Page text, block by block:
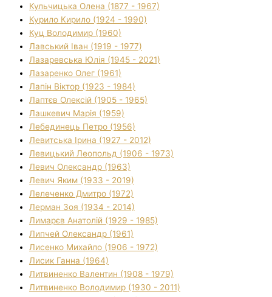
Кульчицька Олена (1877 - 1967)
Курило Кирило (1924 - 1990)
Куц Володимир (1960)
Лавський Іван (1919 - 1977)
Лазаревська Юлія (1945 - 2021)
Лазаренко Олег (1961)
Лапін Віктор (1923 - 1984)
Лаптєв Олексій (1905 - 1965)
Лашкевич Марія (1959)
Лебединець Петро (1956)
Левитська Ірина (1927 - 2012)
Левицький Леопольд (1906 - 1973)
Левич Олександр (1963)
Левич Яким (1933 - 2019)
Лелеченко Дмитро (1972)
Лерман Зоя (1934 - 2014)
Лимарєв Анатолій (1929 - 1985)
Липчей Олександр (1961)
Лисенко Михайло (1906 - 1972)
Лисик Ганна (1964)
Литвиненко Валентин (1908 - 1979)
Литвиненко Володимир (1930 - 2011)